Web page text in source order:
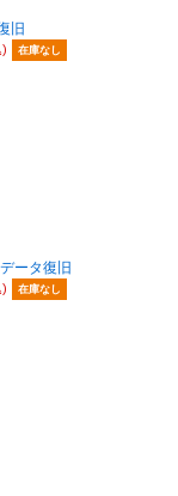
旧
在庫なし
ータ復旧
在庫なし